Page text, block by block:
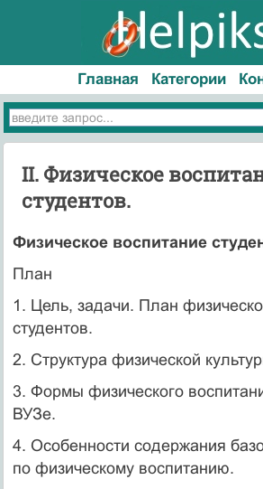
Главная Категории
II. Физическое
студентов.
Физическое воспитание
План
1. Цель, задачи. План
студентов.
2. Структура физической
3. Формы физического
ВУЗе.
4. Особенности содержания
по физическому воспитанию.